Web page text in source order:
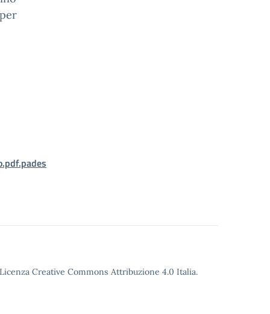
Creative Commons Attribuzione 4.0 Italia.